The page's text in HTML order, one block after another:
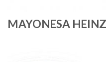
MAYONESA HEINZ